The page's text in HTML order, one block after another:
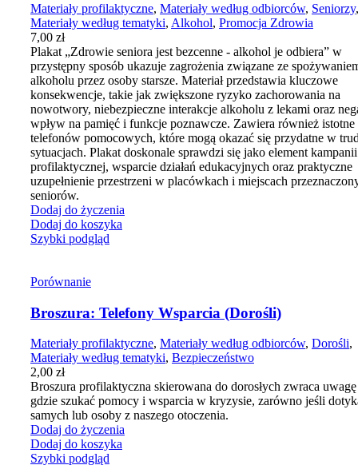
Materiały profilaktyczne, Materiały według odbiorców, Seniorzy,
Materiały według tematyki, Alkohol, Promocja Zdrowia
7,00 zł
Plakat „Zdrowie seniora jest bezcenne - alkohol je odbiera” w
przystępny sposób ukazuje zagrożenia związane ze
alkoholu przez osoby starsze. Materiał przedstawia kluczowe
konsekwencje, takie jak zwiększone ryzyko zachorowania na
nowotwory, niebezpieczne interakcje alkoholu z lekami oraz
wpływ na pamięć i funkcje poznawcze. Zawiera również istotne
telefonów pomocowych, które mogą okazać się przydatne w
sytuacjach. Plakat doskonale sprawdzi się jako element kampanii
profilaktycznej, wsparcie działań edukacyjnych oraz praktyczne
uzupełnienie przestrzeni w placówkach i miejscach
seniorów.
Dodaj do życzenia
Dodaj do koszyka
Szybki podgląd
Porównanie
Broszura: Telefony Wsparcia (Dorośli)
Materiały profilaktyczne, Materiały według odbiorców, Dorośli,
Materiały według tematyki, Bezpieczeństwo
2,00 zł
Broszura profilaktyczna skierowana do dorosłych zwraca
gdzie szukać pomocy i wsparcia w kryzysie, zarówno jeśli
samych lub osoby z naszego otoczenia.
Dodaj do życzenia
Dodaj do koszyka
Szybki podgląd